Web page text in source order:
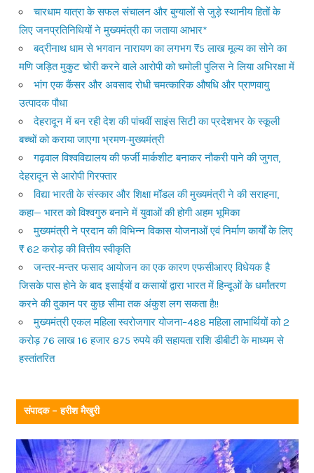
चारधाम यात्रा के सफल संचालन और बुग्यालों से जुड़े स्थानीय हितों के
लिए जनप्रतिनिधियों ने मुख्यमंत्री का जताया आभार*
बद्रीनाथ धाम से भगवान नारायण का लगभग ₹5 लाख मूल्य का सोने का
मणि जड़ित मुकुट चोरी करने वाले आरोपी को चमोली पुलिस ने लिया अभिरक्षा में
भांग एक कैंसर और अवसाद रोधी चमत्कारिक औषधि और प्राणवायु
उत्पादक पौधा
देहरादून में बन रही देश की पांचवीं साइंस सिटी का प्रदेशभर के स्कूली
बच्चों को कराया जाएगा भ्रमण-मुख्यमंत्री
गढ़वाल विश्वविद्यालय की फर्जी मार्कशीट बनाकर नौकरी पाने की जुगत,
देहरादून से आरोपी गिरफ्तार
विद्या भारती के संस्कार और शिक्षा मॉडल की मुख्यमंत्री ने की सराहना,
कहा— भारत को विश्वगुरु बनाने में युवाओं की होगी अहम भूमिका
मुख्यमंत्री ने प्रदान की विभिन्न विकास योजनाओं एवं निर्माण कार्यों के लिए
₹ 62 करोड़ की वित्तीय स्वीकृति
जन्तर-मन्तर फसाद आयोजन का एक कारण एफसीआरए विधेयक है
जिसके पास होने के बाद इसाईयों व कसायों द्वारा भारत में हिन्दूओं के धर्मांतरण
करने की दुकान पर कुछ सीमा तक अंकुश लग सकता है!!
मुख्यमंत्री एकल महिला स्वरोजगार योजना–488 महिला लाभार्थियों को 2
करोड़ 76 लाख 16 हजार 875 रुपये की सहायता राशि डीबीटी के माध्यम से
हस्तांतरित
संपादक – हरीश मैखुरी